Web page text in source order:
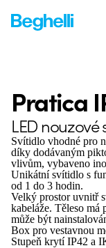
Pratica
LED nouzové
Svítidlo vhodné pro
díky dodávaným
vlivům, vybaveno
Unikátní svítidlo s
od 1 do 3 hodin.
Velký prostor uvnitř
kabeláže. Těleso má
může být
Box pro vestavnou
Stupeň krytí IP42 a